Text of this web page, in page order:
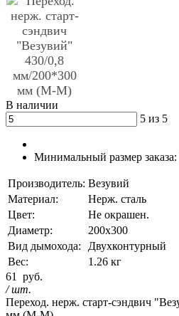
В наличии
5 из 5
Минимальный размер заказа:
Производитель: Везувий
Материал:
Нерж. сталь
Цвет:
Не окрашен.
Диаметр:
200х300
Вид дымохода:
Двухконтурный
Вес:
1.26 кг
61
руб.
/ шт.
Переход. нерж. старт-сэндвич